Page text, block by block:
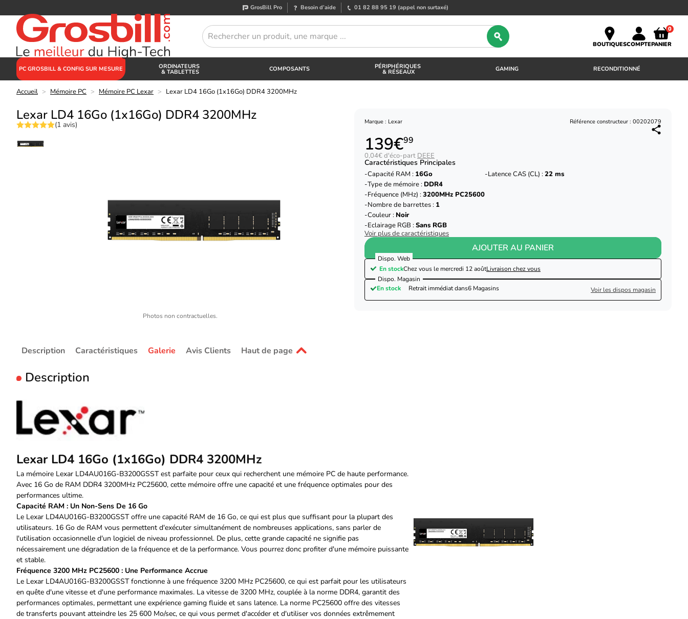
GrosBill Pro Besoin d’aide 01 82 88 95 19 (appel non surtaxé)
BOUTIQUESCOMPTE
0
PANIER
PC GROSBILL & CONFIG SUR MESURE ORDINATEURS
& TABLETTES COMPOSANTS PÉRIPHÉRIQUES
& RÉSEAUX GAMING RECONDITIONNÉ
Accueil > Mémoire PC > Mémoire PC Lexar > Lexar LD4 16Go (1x16Go) DDR4 3200MHz
Lexar LD4 16Go (1x16Go) DDR4 3200MHz
(1 avis)
Photos non contractuelles.
Marque : Lexar Référence constructeur : 00202079
139€99
0,04€ d'éco-part DEEE
Caractéristiques Principales
Capacité RAM : 16Go
Type de mémoire : DDR4
Fréquence (MHz) :3200MHz PC25600
Nombre de barrettes : 1
Couleur : Noir
Eclairage RGB :Sans RGB
Latence CAS (CL) :22 ms
Voir plus de caractéristiques
AJOUTER AU PANIER
Dispo. Web
En stockChez vous le mercredi 12 aoûtLivraison chez vous
Dispo. Magasin
En stock
Retrait immédiat dans6 Magasins Voir les dispos magasin
Description Caractéristiques Galerie Avis Clients Haut de page
Description
Lexar LD4 16Go (1x16Go) DDR4 3200MHz
La mémoire Lexar LD4AU016G-B3200GSST est parfaite pour ceux qui recherchent une mémoire PC de haute performance.
Avec 16 Go de RAM DDR4 3200MHz PC25600, cette mémoire offre une capacité et une fréquence optimales pour des
performances ultime.
Capacité RAM : Un Non-Sens De 16 Go
Le Lexar LD4AU016G-B3200GSST offre une capacité RAM de 16 Go, ce qui est plus que suffisant pour la plupart des
utilisateurs. 16 Go de RAM vous permettent d'exécuter simultanément de nombreuses applications, sans parler de
l'utilisation occasionnelle d'un logiciel de niveau professionnel. De plus, cette grande capacité ne signifie pas
nécessairement une dégradation de la fréquence et de la performance. Vous pourrez donc profiter d'une mémoire puissante
et stable.
Fréquence 3200 MHz PC25600 : Une Performance Accrue
Le Lexar LD4AU016G-B3200GSST fonctionne à une fréquence 3200 MHz PC25600, ce qui est parfait pour les utilisateurs
en quête d'une vitesse et d'une performance maximales. La vitesse de 3200 MHz, couplée à la norme DDR4, garantit des
performances optimales, permettant une expérience gaming fluide et sans latence. La norme PC25600 offre des vitesses
de transferts pouvant atteindre les 25 600 Mo/sec, ce qui vous permet d'accéder et d'utiliser vos données extrêmement